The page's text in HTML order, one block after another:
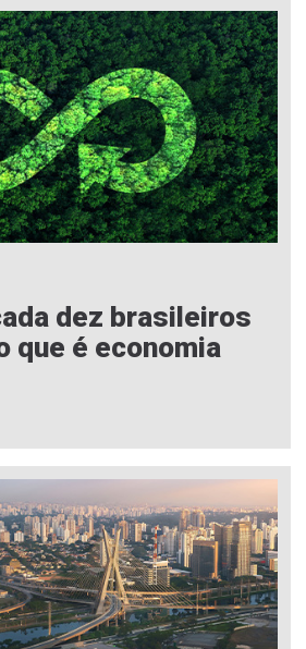
dez brasileiros
que é economia